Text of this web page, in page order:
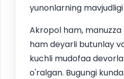
yunonlarning
Akropol ham,
ham deyarli butunlay
kuchli mudofaa
o'ralgan. Bugungi